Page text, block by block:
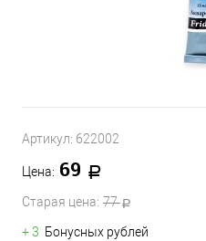
Артикул: 622002
Цена: 69
Старая цена: 77
+ 3 Бонусных рублей